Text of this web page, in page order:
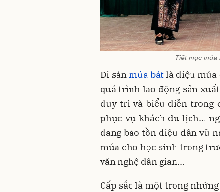
Tiết mục múa
Di sản múa bátlà điệu múa
quá trình lao động sản
duy trì và biểu diễn trong
phục vụ khách du lịch…
đang bảo tồn điệu dân vũ
múa cho học sinh trong
văn nghệ dân gian...
Cấp sắc là một trong